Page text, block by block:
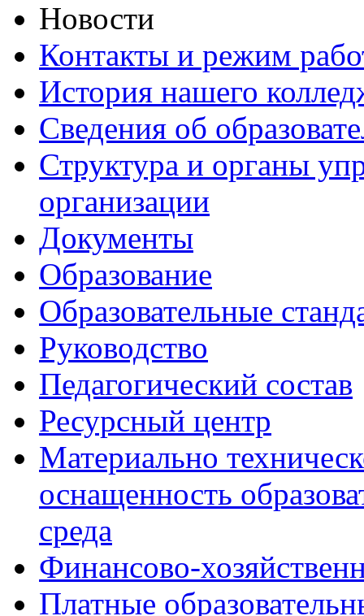
Новости
Контакты и режим
История нашего
Сведения об
Структура и органы
организации
Документы
Образование
Образовательные
Руководство
Педагогический состав
Ресурсный центр
Материально
оснащенность
среда
Финансово-
Платные